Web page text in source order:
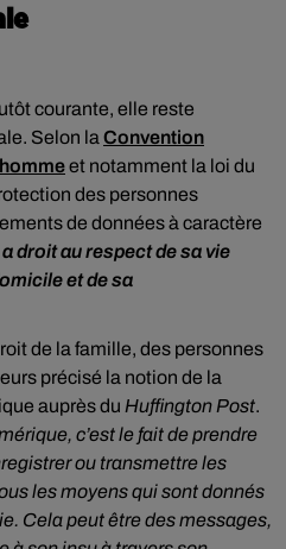
courante, elle reste
Selon la Convention
et notamment la loi du
des personnes
de données à caractère
droit au respect de sa vie
et de sa
de la famille, des personnes
précisé la notion de la
auprès du Huffington Post.
c’est le fait de prendre
ou transmettre les
les moyens qui sont donnés
Cela peut être des messages,